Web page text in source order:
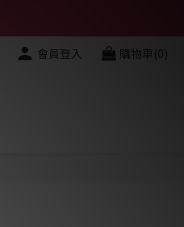
會員登入 購物車(0)